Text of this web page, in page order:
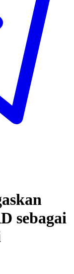
sebagai